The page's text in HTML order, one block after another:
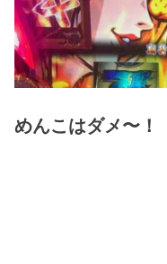
めんこはダメ〜！